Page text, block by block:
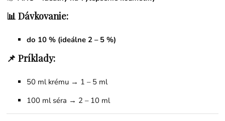
📊 Dávkovanie:
do 10 % (ideálne 2 – 5 %)
📌 Príklady:
50 ml krému → 1 – 5 ml
100 ml séra → 2 – 10 ml